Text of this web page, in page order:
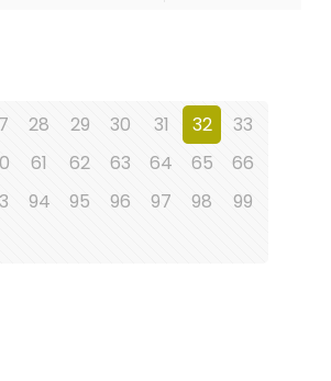
28 29 30 31 32
33
61 62 63 64 65
66
94 95 96 97 98
99